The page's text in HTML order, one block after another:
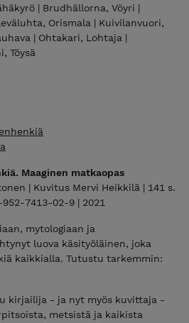
| Brudhällorna, Vöyri |
Orismala | Kuivilanvuori,
| Ohtakari, Lohtaja |
Töysä
Maaginen matkaopas
| Kuvitus Mervi Heikkilä | 141 s.
7413-02-9 | 2021
mytologiaan ja
luova käsityöläinen, joka
kaikkialla. Tutustu tarkemmin:
kirjailija - ja nyt myös kuvittaja -
metsistä ja kaikista